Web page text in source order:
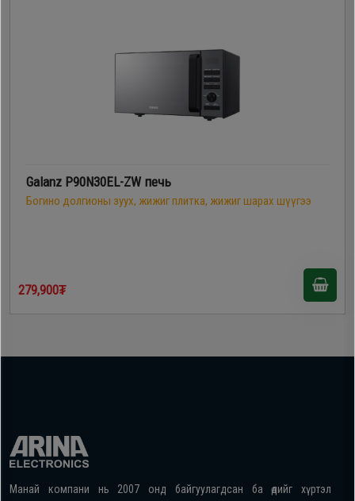
Galanz P90N30EL-ZW печь
Богино долгионы зуух, жижиг плитка, жижиг шарах шүүгээ
279,900₮
Манай компани нь 2007 онд байгуулагдсан ба өдийг хүртэл